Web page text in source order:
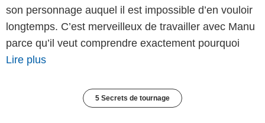
son personnage auquel il est impossible d’en vouloir
longtemps. C’est merveilleux de travailler avec Manu
parce qu’il veut comprendre exactement pourquoi
Lire plus
5 Secrets de tournage